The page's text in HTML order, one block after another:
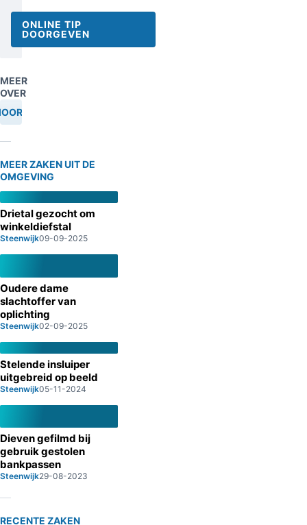
ONLINE TIP
DOORGEVEN
MEER
OVER
MEER ZAKEN UIT DE
OMGEVING
Drietal gezocht om
winkeldiefstal
Steenwijk09-09-2025
Oudere dame
slachtoffer van
oplichting
Steenwijk02-09-2025
Stelende insluiper
uitgebreid op beeld
Steenwijk05-11-2024
Dieven gefilmd bij
gebruik gestolen
bankpassen
Steenwijk29-08-2023
RECENTE ZAKEN